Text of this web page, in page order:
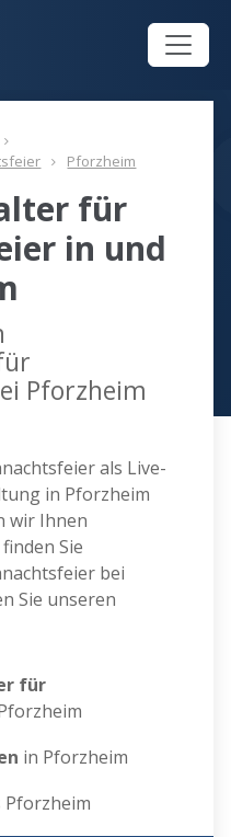
Pforzheim
für
in und
Pforzheim
als Live-
in Pforzheim
wir Ihnen
Sie
bei
Sie unseren
für
in Pforzheim
Pforzheim